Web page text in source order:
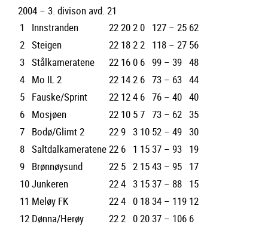
2004 – 3. divison avd. 21
1
Innstranden 22202 0 127 – 25 62
2 Steigen 22 1822 118 – 27 56
3 Stålkameratene 22 16 0 6 99 – 39 48
4 Mo IL 2 22 142 6 73 – 63 44
5 Fauske/Sprint 22 124 6 76 – 40 40
6 Mosjøen 22 10 57 73 – 62 35
7 Bodø/Glimt 2 22 9 3 10 52 – 49 30
8 Saltdalkameratene22 6 1 1537 – 93 19
9 Brønnøysund 22 5 2 1543 – 95 17
10Junkeren 224 3 1537 – 88 15
11 Meløy FK 224 0 1834 – 119 12
12 Dønna/Herøy 222 02037 – 106 6